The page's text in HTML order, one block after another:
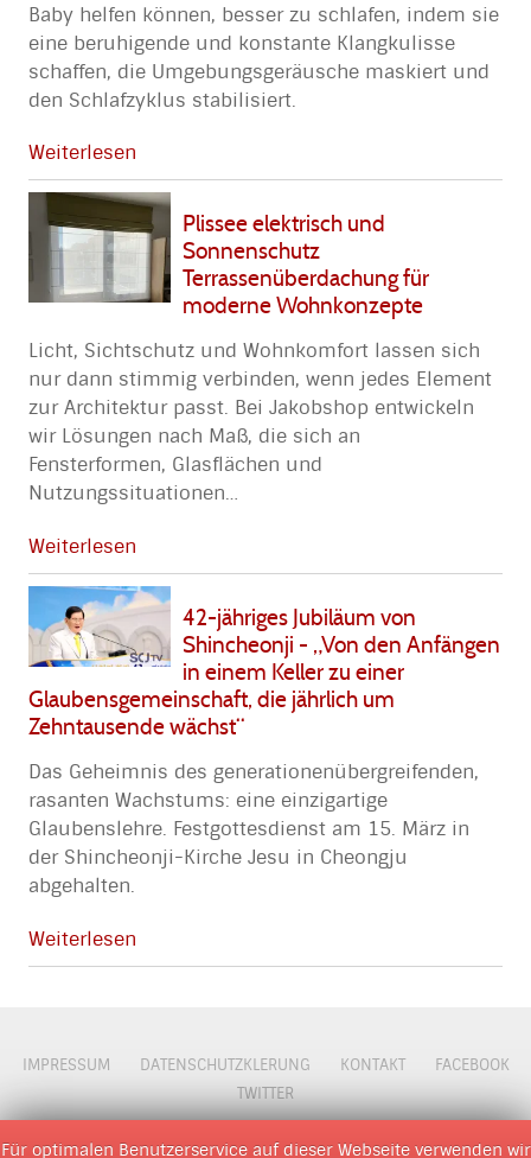
Baby helfen können, besser zu schlafen, indem sie
eine beruhigende und konstante Klangkulisse
schaffen, die Umgebungsgeräusche maskiert und
den Schlafzyklus stabilisiert.
Weiterlesen
Plissee elektrisch und
Sonnenschutz
Terrassenüberdachung für
moderne Wohnkonzepte
Licht, Sichtschutz und Wohnkomfort lassen sich
nur dann stimmig verbinden, wenn jedes Element
zur Architektur passt. Bei Jakobshop entwickeln
wir Lösungen nach Maß, die sich an
Fensterformen, Glasflächen und
Nutzungssituationen…
Weiterlesen
42-jähriges Jubiläum von
Shincheonji - „Von den Anfängen
in einem Keller zu einer
Glaubensgemeinschaft, die jährlich um
Zehntausende wächst“
Das Geheimnis des generationenübergreifenden,
rasanten Wachstums: eine einzigartige
Glaubenslehre. Festgottesdienst am 15. März in
der Shincheonji-Kirche Jesu in Cheongju
abgehalten.
Weiterlesen
IMPRESSUM DATENSCHUTZKLERUNG KONTAKT
FACEBOOK
TWITTER
© 2009 - 2026 D M O Z
Für optimalen Benutzerservice auf dieser Webseite verwenden wir